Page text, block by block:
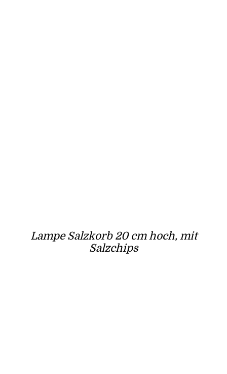
Lampe Salzkorb 20 cm hoch, mit
Salzchips